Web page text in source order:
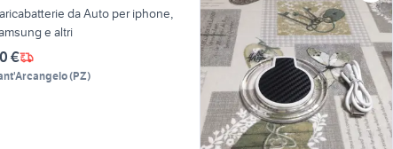
da Auto per iphone,
e altri
€
(PZ)